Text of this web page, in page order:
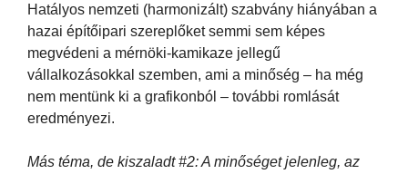
Hatályos nemzeti (harmonizált) szabvány hiányában a
hazai építőipari szereplőket semmi sem képes
megvédeni a mérnöki-kamikaze jellegű
vállalkozásokkal szemben, ami a minőség – ha még
nem mentünk ki a grafikonból – további romlását
eredményezi.
Más téma, de kiszaladt #2: A minőséget jelenleg, az